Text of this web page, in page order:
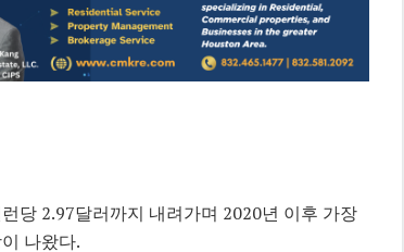
당 2.97달러까지 내려가며 2020년 이후 가장
나왔다.